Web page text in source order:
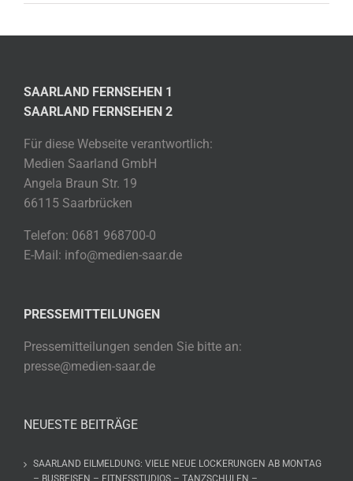
SAARLAND FERNSEHEN 1
SAARLAND FERNSEHEN 2
Für diese Webseite verantwortlich:
Medien Saarland GmbH
Angela Braun Str. 19
66115 Saarbrücken
Telefon: 0681 968700-0
E-Mail: info@medien-saar.de
PRESSEMITTEILUNGEN
Pressemitteilungen senden Sie bitte an:
presse@medien-saar.de
NEUESTE BEITRÄGE
SAARLAND EILMELDUNG: VIELE NEUE LOCKERUNGEN AB MONTAG
– BUSREISEN – FITNESSTUDIOS – TANZSCHULEN –